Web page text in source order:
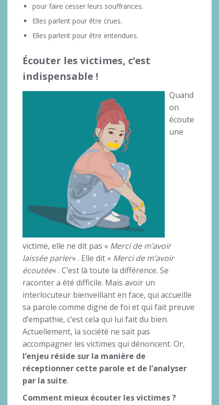
pour faire cesser leurs souffrances.
Elles parlent pour être crues.
Elles parlent pour être entendues.
Écouter les victimes, c’est
indispensable !
Quand
on
écoute
une
victime, elle ne dit pas « Merci de m’avoir
laissée parler« . Elle dit « Merci de m’avoir
écoutée« . C’est là toute la différence. Se
raconter a été difficile. Mais avoir un
interlocuteur bienveillant en face, qui accueille
sa parole comme digne de foi et qui fait preuve
d’empathie, c’est cela qui lui fait du bien.
Actuellement, la société ne sait pas
accompagner les victimes qui dénoncent. Or,
l’enjeu réside sur la manière de
réceptionner cette parole et de l’analyser
par la suite.
Comment mieux écouter les victimes ?